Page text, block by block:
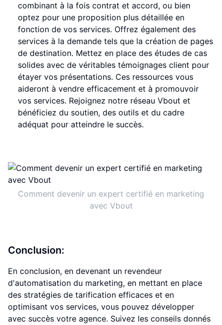
combinant à la fois contrat et accord, ou bien
optez pour une proposition plus détaillée en
fonction de vos services. Offrez également des
services à la demande tels que la création de pages
de destination. Mettez en place des études de cas
solides avec de véritables témoignages client pour
étayer vos présentations. Ces ressources vous
aideront à vendre efficacement et à promouvoir
vos services. Rejoignez notre réseau Vbout et
bénéficiez du soutien, des outils et du cadre
adéquat pour atteindre le succès.
Comment devenir un expert certifié en marketing
avec Vbout
Conclusion:
En conclusion, en devenant un revendeur
d'automatisation du marketing, en mettant en place
des stratégies de tarification efficaces et en
optimisant vos services, vous pouvez développer
avec succès votre agence. Suivez les conseils donnés